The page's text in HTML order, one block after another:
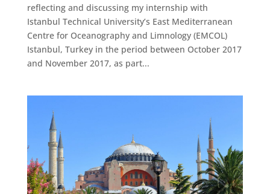
reflecting and discussing my internship with
Istanbul Technical University’s East Mediterranean
Centre for Oceanography and Limnology (EMCOL)
Istanbul, Turkey in the period between October 2017
and November 2017, as part...